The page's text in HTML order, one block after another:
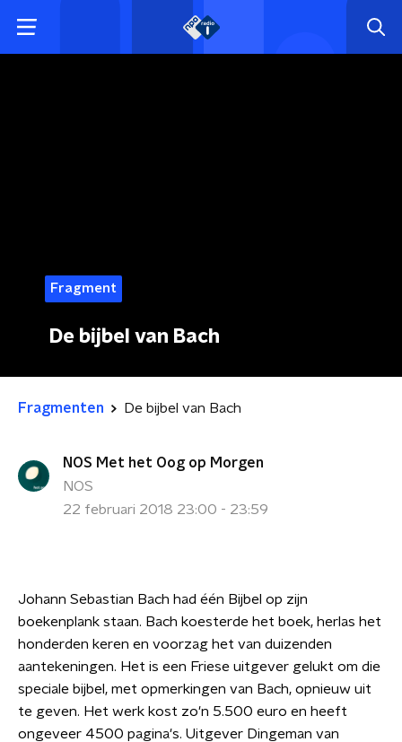
Fragment
De bijbel van Bach
Fragmenten De bijbel van Bach
NOS Met het Oog op Morgen
NOS
22 februari 2018 23:00 - 23:59
Johann Sebastian Bach had één Bijbel op zijn
boekenplank staan. Bach koesterde het boek, herlas het
honderden keren en voorzag het van duizenden
aantekeningen. Het is een Friese uitgever gelukt om die
speciale bijbel, met opmerkingen van Bach, opnieuw uit
te geven. Het werk kost zo'n 5.500 euro en heeft
ongeveer 4500 pagina's. Uitgever Dingeman van